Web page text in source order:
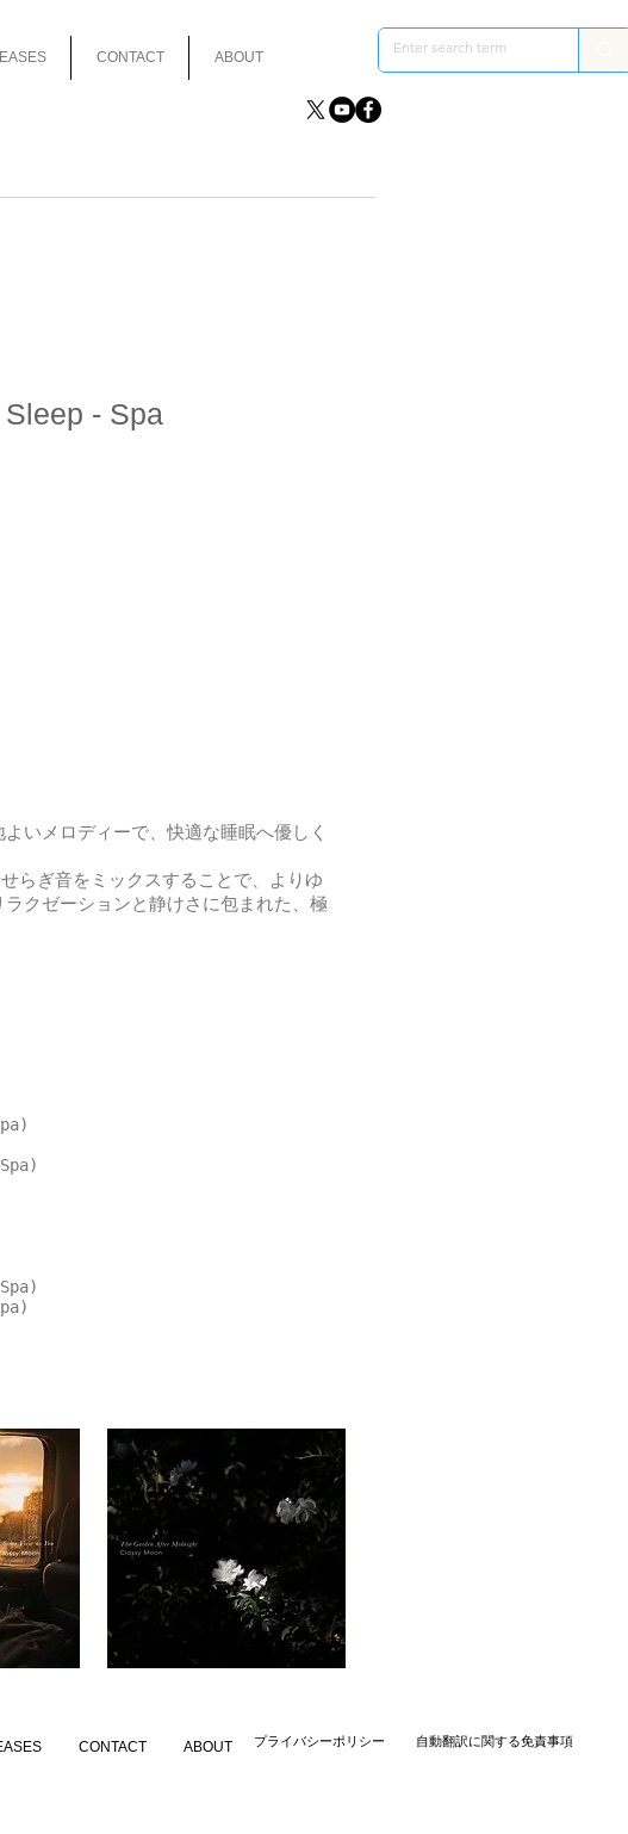
CONTACT ABOUT
- Spa
いメロディーで、快適な睡眠へ優しく
らぎ音をミックスすることで、よりゆ
クゼーションと静けさに包まれた、極
CONTACT ABOUT ​プライバシーポリシー 自動翻訳に関する免責事項